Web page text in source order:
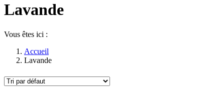
Lavande
Vous êtes ici :
Accueil
Lavande